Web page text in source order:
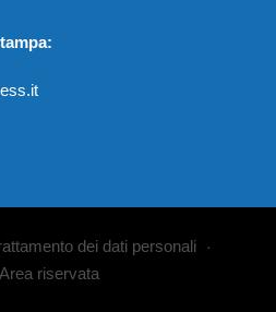
dei dati personali
Area riservata